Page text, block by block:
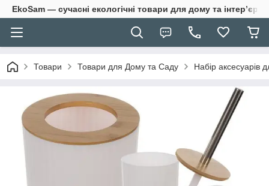
EkoSam — сучасні екологічні товари для дому та інтер’єру.
Товари Товари для Дому та Саду Набір